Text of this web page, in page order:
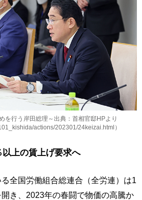
を行う岸田総理～出典：首相官邸HPより
actions/202301/24keizai.html）
上の賃上げ要求へ
全国労働組合総連合（全労連）は1
き、2023年の春闘で物価の高騰か